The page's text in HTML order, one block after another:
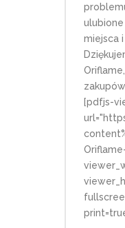
miejsca
[pdfjs-